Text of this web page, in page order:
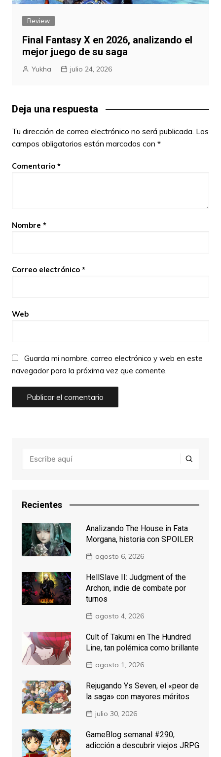
Review
Final Fantasy X en 2026, analizando el
mejor juego de su saga
Yukha julio 24, 2026
Deja una respuesta
Tu dirección de correo electrónico no será publicada. Los
campos obligatorios están marcados con *
Comentario *
Nombre *
Correo electrónico *
Web
Guarda mi nombre, correo electrónico y web en este
navegador para la próxima vez que comente.
Recientes
Analizando The House in Fata
Morgana, historia con SPOILER
agosto 6, 2026
HellSlave II: Judgment of the
Archon, indie de combate por
turnos
agosto 4, 2026
Cult of Takumi en The Hundred
Line, tan polémica como brillante
agosto 1, 2026
Rejugando Ys Seven, el «peor de
la saga» con mayores méritos
julio 30, 2026
GameBlog semanal #290,
adicción a descubrir viejos JRPG